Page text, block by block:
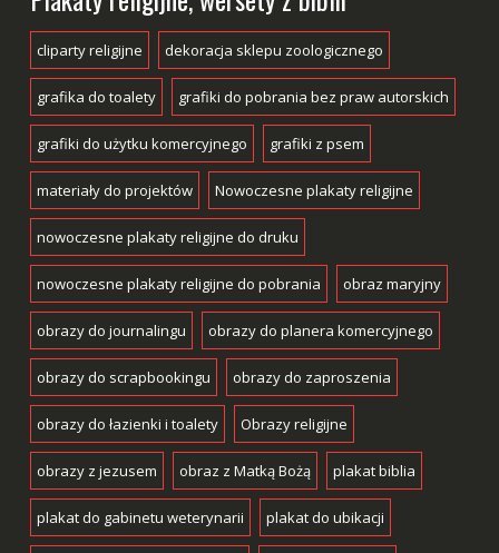
cliparty religijne dekoracja sklepu zoologicznego
grafika do toalety grafiki do pobrania bez praw autorskich
grafiki do użytku komercyjnego grafiki z psem
materiały do projektów Nowoczesne plakaty religijne
nowoczesne plakaty religijne do druku
nowoczesne plakaty religijne do pobrania obraz maryjny
obrazy do journalingu obrazy do planera komercyjnego
obrazy do scrapbookingu obrazy do zaproszenia
obrazy do łazienki i toalety Obrazy religijne
obrazy z jezusem obraz z Matką Bożą plakat biblia
plakat do gabinetu weterynarii plakat do ubikacji